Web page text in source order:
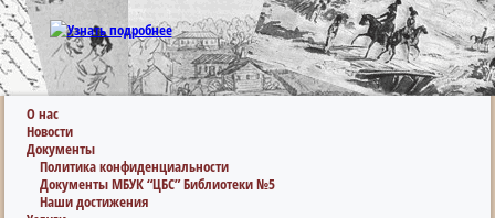
О нас
Новости
Документы
Политика конфиденциальности
Документы МБУК “ЦБС” Библиотеки №5
Наши достижения